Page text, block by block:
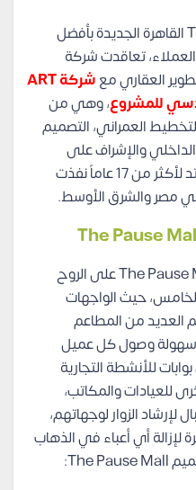
لضمان خروج مشروع The Pause القاهرة الجديدة بأفضل
تعاقدت شركة
العقاري مع
شركة ART
، وهي من
العمراني، التصميم
والإشراف على
التنفيذ،و تمتلك الشركة خبرة تمتد لأكثر من 17 عاماً نفذت
The Pause
The Pauseعلى الروح
حيث الواجهات
العديد من المطاعم
سهولة وصول كل عميل
للأنشطة التجارية
للعيادات والمكاتب،
الزوار لوجهاتهم،
لإزالة أي أعباء في الذهاب
The Pause Mall: